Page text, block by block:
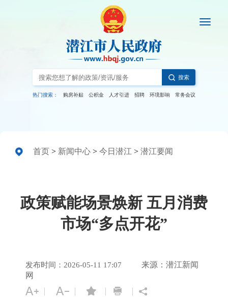
搜索
热门搜索： 购房补贴 公积金 人才引进 招聘 环境影响 常务会议
首页 > 新闻中心 > 今日潜江 > 潜江要闻
政策赋能场景焕新 五月消费
市场“多点开花”
发布时间：2026-05-11 17:07
来源：潜江新闻
网